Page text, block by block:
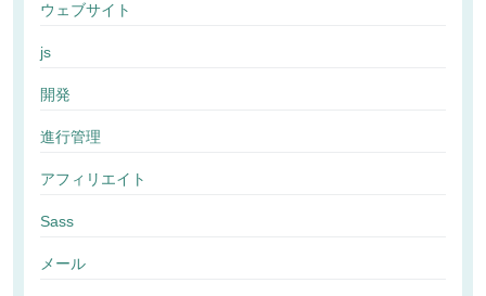
ウェブサイト
js
開発
進行管理
アフィリエイト
Sass
メール